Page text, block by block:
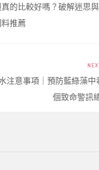
post:
的比較好嗎？破解迷思
推薦
注意事項｜預防藍綠藻中
個致命警訊